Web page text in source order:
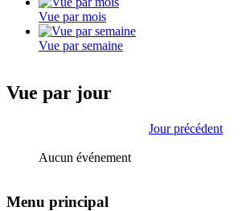
Vue par mois
Vue par semaine
Vue par jour
Jour précédent
Aucun événement
Menu principal